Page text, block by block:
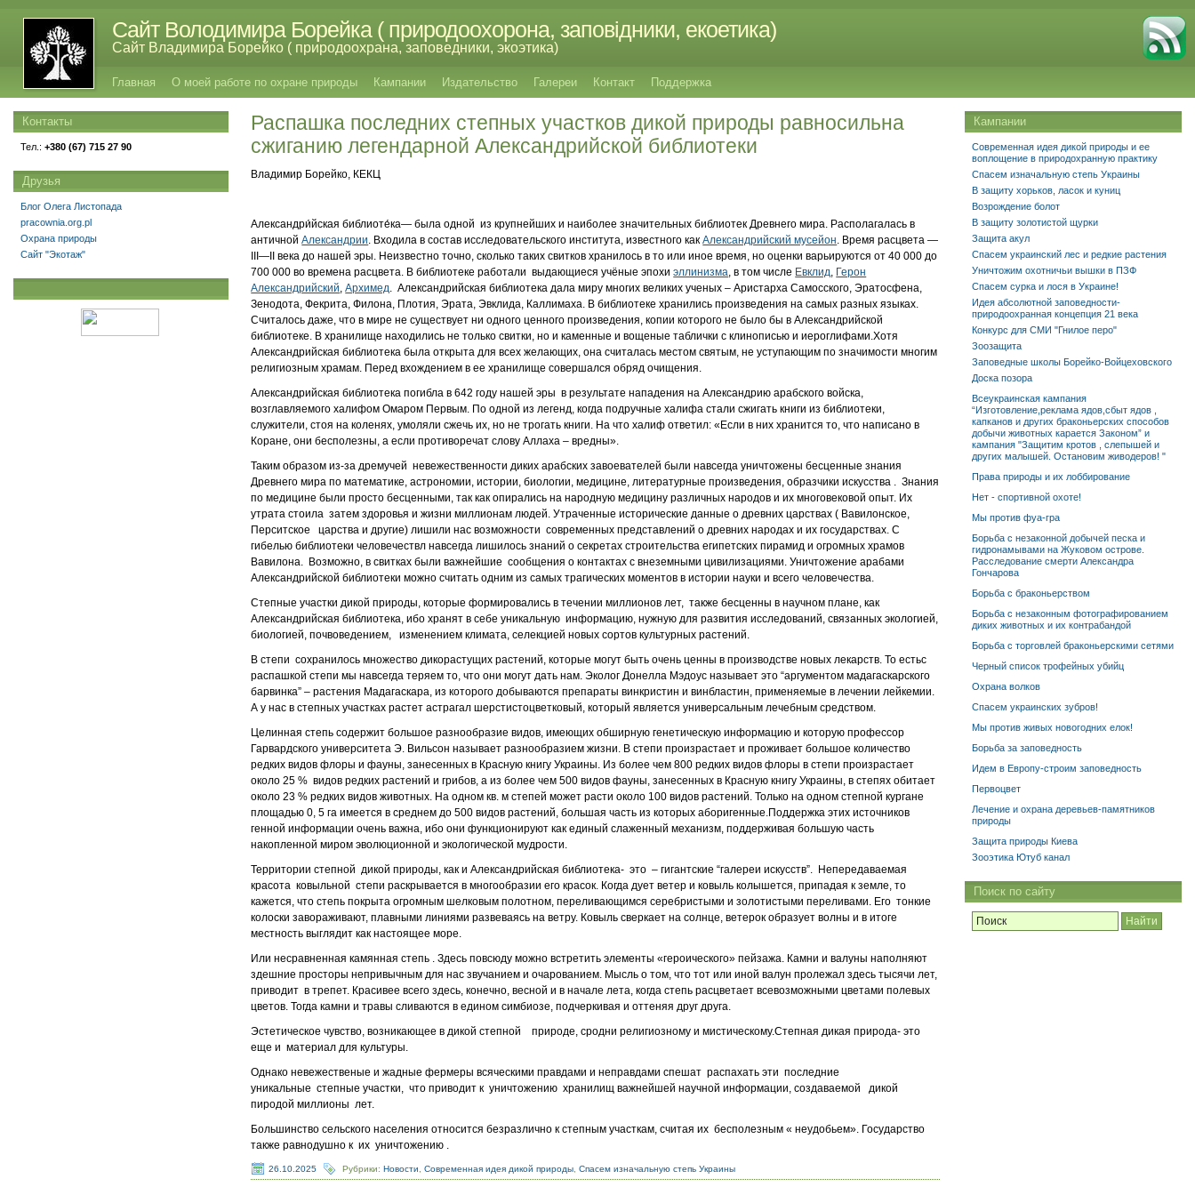
Сайт Володимира Борейка ( природоохорона, заповідники, екоетика)
Сайт Владимира Борейко ( природоохрана, заповедники, экоэтика)
Главная О моей работе по охране природы Кампании Издательство Галереи Контакт Поддержка
Распашка последних степных участков дикой природы равносильна
сжиганию легендарной Александрийской библиотеки
Владимир Борейко, КЕКЦ
Александри́йская библиоте́ка— была одной из крупнейших и наиболее значительных библиотек Древнего мира. Располагалась в
античнойАлександрии. Входила в состав исследовательского института, известного какАлександрийский мусейон. Время расцвета —
III—II века до нашей эры. Неизвестно точно, сколько таких свитков хранилось в то или иное время, но оценки варьируются от 40 000 до
700 000 во времена расцвета. В библиотеке работали выдающиеся учёные эпохиэллинизма, в том числе Евклид, Герон
Александрийский,Архимед. Александрийская библиотека дала миру многих великих ученых – Аристарха Самосского, Эратосфена,
Зенодота, Фекрита, Филона, Плотия, Эрата, Эвклида, Каллимаха. В библиотеке хранились произведения на самых разных языках.
Считалось даже, что в мире не существует ни одного ценного произведения, копии которого не было бы в Александрийской
библиотеке. В хранилище находились не только свитки, но и каменные и вощеные таблички с клинописью и иероглифами.Хотя
Александрийская библиотека была открыта для всех желающих, она считалась местом святым, не уступающим по значимости многим
религиозным храмам. Перед вхождением в ее хранилище совершался обряд очищения.
Александрийская библиотека погибла в 642 году нашей эры в результате нападения на Александрию арабского войска,
возглавляемого халифом Омаром Первым. По одной из легенд, когда подручные халифа стали сжигать книги из библиотеки,
служители, стоя на коленях, умоляли сжечь их, но не трогать книги. На что халиф ответил: «Если в них хранится то, что написано в
Коране, они бесполезны, а если противоречат слову Аллаха – вредны».
Таким образом из-за дремучей невежественности диких арабских завоевателей были навсегда уничтожены бесценные знания
Древнего мира по математике, астрономии, истории, биологии, медицине, литературные произведения, образчики искусства . Знания
по медицине были просто бесценными, так как опирались на народную медицину различных народов и их многовековой опыт. Их
утрата стоила затем здоровья и жизни миллионам людей. Утраченные исторические данные о древних царствах ( Вавилонское,
Перситское царства и другие) лишили нас возможности современных представлений о древних народах и их государствах. С
гибелью библиотеки человечествл навсегда лишилось знаний о секретах строительства египетских пирамид и огромных храмов
Вавилона. Возможно, в свитках были важнейшие сообщения о контактах с внеземными цивилизациями. Уничтожение арабами
Александрийской библиотеки можно считать одним из самых трагических моментов в истории науки и всего человечества.
Степные участки дикой природы, которые формировались в течении миллионов лет, также бесценны в научном плане, как
Александрийская библиотека, ибо хранят в себе уникальную информацию, нужную для развития исследований, связанных экологией,
биологией, почвоведением, изменением климата, селекцией новых сортов культурных растений.
В степи сохранилось множество дикорастущих растений, которые могут быть очень ценны в производстве новых лекарств. То естьс
распашкой степи мы навсегда теряем то, что они могут дать нам. Эколог Донелла Мэдоус называет это “аргументом мадагаскарского
барвинка” – растения Мадагаскара, из которого добываются препараты винкристин и винбластин, применяемые в лечении лейкемии.
А у нас в степных участках растет астрагал шерстистоцветковый, который является универсальным лечебным средством.
Целинная степь содержит большое разнообразие видов, имеющих обширную генетическую информацию и которую профессор
Гарвардского университета Э. Вильсон называет разнообразием жизни. В степи произрастает и проживает большое количество
редких видов флоры и фауны, занесенных в Красную книгу Украины. Из более чем 800 редких видов флоры в степи произрастает
около 25 % видов редких растений и грибов, а из более чем 500 видов фауны, занесенных в Красную книгу Украины, в степях обитает
около 23 % редких видов животных. На одном кв. м степей может расти около 100 видов растений. Только на одном степной кургане
площадью 0, 5 га имеется в среднем до 500 видов растений, большая часть из которых аборигенные.Поддержка этих источников
генной информации очень важна, ибо они функционируют как единый слаженный механизм, поддерживая большую часть
накопленной миром эволюционной и экологической мудрости.
Территории степной дикой природы, как и Александрийская библиотека- это – гигантские “галереи искусств”. Непередаваемая
красота ковыльной степи раскрывается в многообразии его красок. Когда дует ветер и ковыль колышется, припадая к земле, то
кажется, что степь покрыта огромным шелковым полотном, переливающимся серебристыми и золотистыми переливами. Его тонкие
колоски завораживают, плавными линиями развеваясь на ветру. Ковыль сверкает на солнце, ветерок образует волны и в итоге
местность выглядит как настоящее море.
Или несравненная камянная степь . Здесь повсюду можно встретить элементы «героического» пейзажа. Камни и валуны наполняют
здешние просторы непривычным для нас звучанием и очарованием. Мысль о том, что тот или иной валун пролежал здесь тысячи лет,
приводит в трепет. Красивее всего здесь, конечно, весной и в начале лета, когда степь расцветает всевозможными цветами полевых
цветов. Тогда камни и травы сливаются в едином симбиозе, подчеркивая и оттеняя друг друга.
Эстетическое чувство, возникающее в дикой степной природе, сродни религиозному и мистическому.Степная дикая природа- это
еще и материал для культуры.
Однако невежественые и жадные фермеры всяческими правдами и неправдами спешат распахать эти последние
уникальные степные участки, что приводит к уничтожению хранилищ важнейшей научной информации, создаваемой дикой
пиродой миллионы лет.
Большинство сельского населения относится безразлично к степным участкам, считая их бесполезным « неудобьем». Государство
также равнодушно к их уничтожению .
26.10.2025 Рубрики:Новости ,Современная идея дикой природы ,Спасем изначальную степь Украины
Кампании
Современная идея дикой природы и ее
воплощение в природохранную практику
Спасем изначальную степь Украины
В защиту хорьков, ласок и куниц
Возрождение болот
В защиту золотистой щурки
Защита акул
Спасем украинский лес и редкие растения
Уничтожим охотничьи вышки в ПЗФ
Спасем сурка и лося в Украине!
Идея абсолютной заповедности-
природоохранная концепция 21 века
Конкурс для СМИ "Гнилое перо"
Зоозащита
Заповедные школы Борейко-Войцеховского
Доска позора
Всеукраинская кампания
“Изготовление,реклама ядов,сбыт ядов ,
капканов и других браконьерских способов
добычи животных карается Законом” и
кампания "Защитим кротов , слепышей и
других малышей. Остановим живодеров! "
Права природы и их лоббирование
Нет - спортивной охоте!
Мы против фуа-гра
Борьба с незаконной добычей песка и
гидронамывами на Жуковом острове.
Расследование смерти Александра
Гончарова
Борьба с браконьерством
Борьба с незаконным фотографированием
диких животных и их контрабандой
Борьба с торговлей браконьерскими сетями
Черный список трофейных убийц
Охрана волков
Спасем украинских зубров!
Мы против живых новогодних елок!
Борьба за заповедность
Идем в Европу-строим заповедность
Первоцвет
Лечение и охрана деревьев-памятников
природы
Защита природы Киева
Зооэтика Ютуб канал
Поиск по сайту
Контакты
Тел.: +380 (67) 715 27 90
Друзья
Блог Олега Листопада
pracownia.org.pl
Охрана природы
Сайт "Экотаж"